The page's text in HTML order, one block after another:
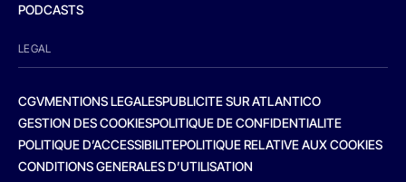
PODCASTS
LEGAL
CGVMENTIONS LEGALESPUBLICITE SUR ATLANTICO
GESTION DES COOKIESPOLITIQUE DE CONFIDENTIALITE
POLITIQUE D’ACCESSIBILITEPOLITIQUE RELATIVE AUX COOKIES
CONDITIONS GENERALES D’UTILISATION